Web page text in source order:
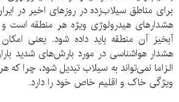
برای مناطق سیلاب‌زده در روزهای اخیر در
هشدارهای هیدرولوژی ویژه هر منطقه است و
آبخیز آن منطقه باید داده شود. یعنی
هشدار هواشناسی در مورد بارش‌های شدید
الزاما نمی‌تواند به سیلاب تبدیل شود، چرا
ویژگی خاک و اقلیم خاص خود را دارد.